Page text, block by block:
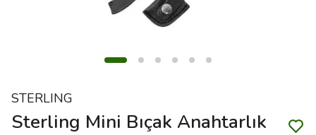
STERLING
Sterling Mini Bıçak Anahtarlık